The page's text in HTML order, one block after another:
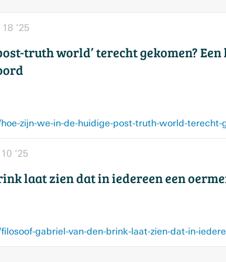
’25
truth world’ terecht gekomen?
’25
laat zien dat in iedereen een